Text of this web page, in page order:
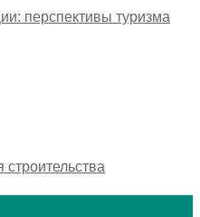
перспективы туризма